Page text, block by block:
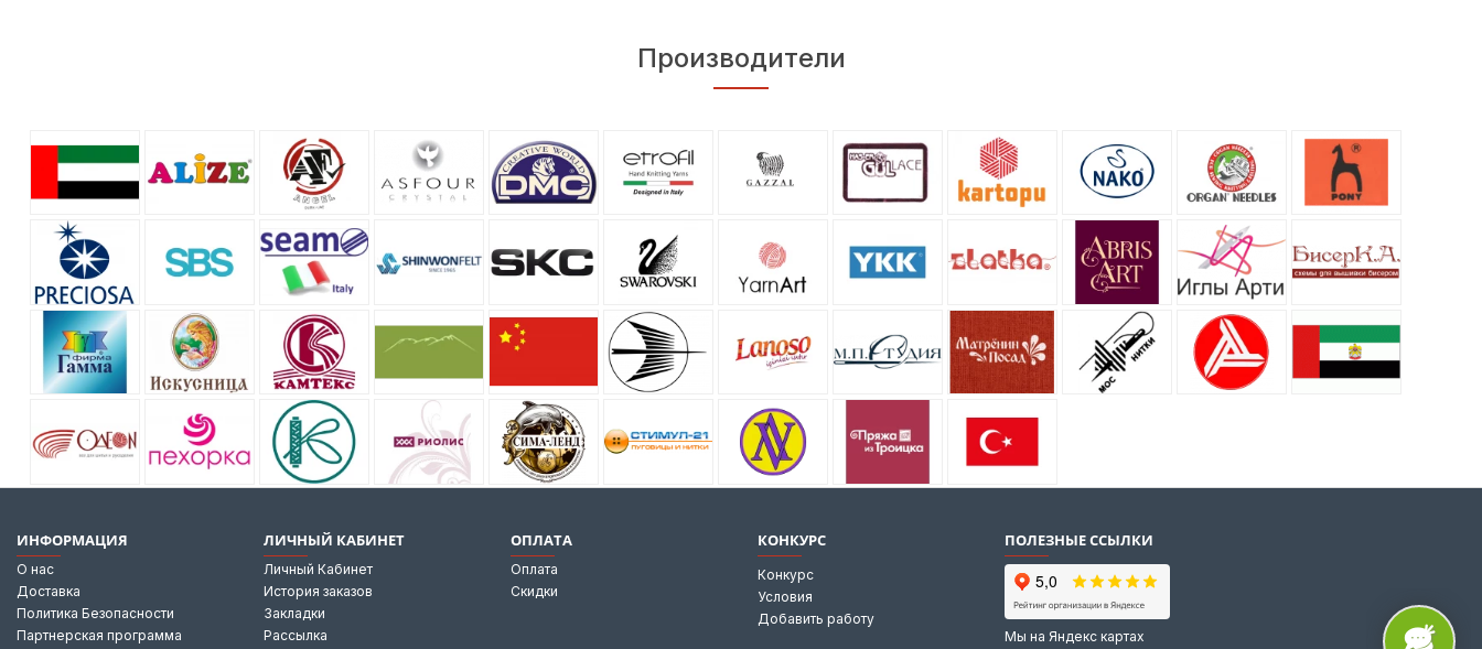
Производители
ИНФОРМАЦИЯ
О нас
Доставка
Политика Безопасности
Партнерская программа
ЛИЧНЫЙ КАБИНЕТ
Личный Кабинет
История заказов
Закладки
Рассылка
ОПЛАТА
Оплата
Скидки
КОНКУРС
Конкурс
Условия
Добавить работу
ПОЛЕЗНЫЕ ССЫЛКИ
Мы на Яндекс картах